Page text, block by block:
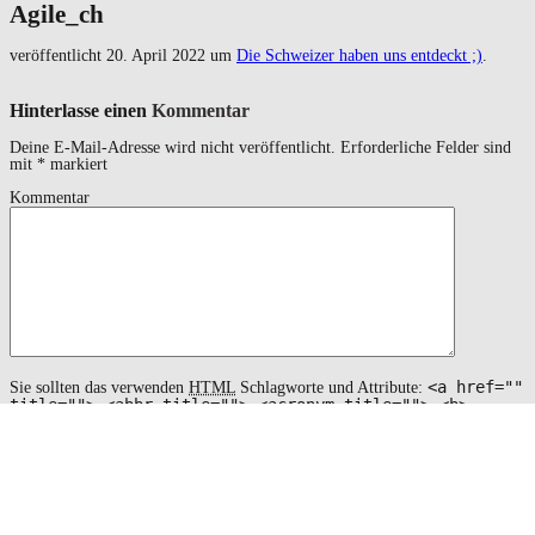
Agile_ch
veröffentlicht 20. April 2022 um Die Schweizer haben uns entdeckt ;).
Hinterlasse einen Kommentar
Deine E-Mail-Adresse wird nicht veröffentlicht. Erforderliche Felder sind
mit * markiert
Kommentar
Sie sollten das verwenden HTML Schlagworte und Attribute: <a href=""
title=""> <abbr title=""> <acronym title=""> <b>